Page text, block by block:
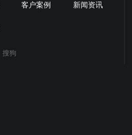
客户案例 新闻资讯
搜狗